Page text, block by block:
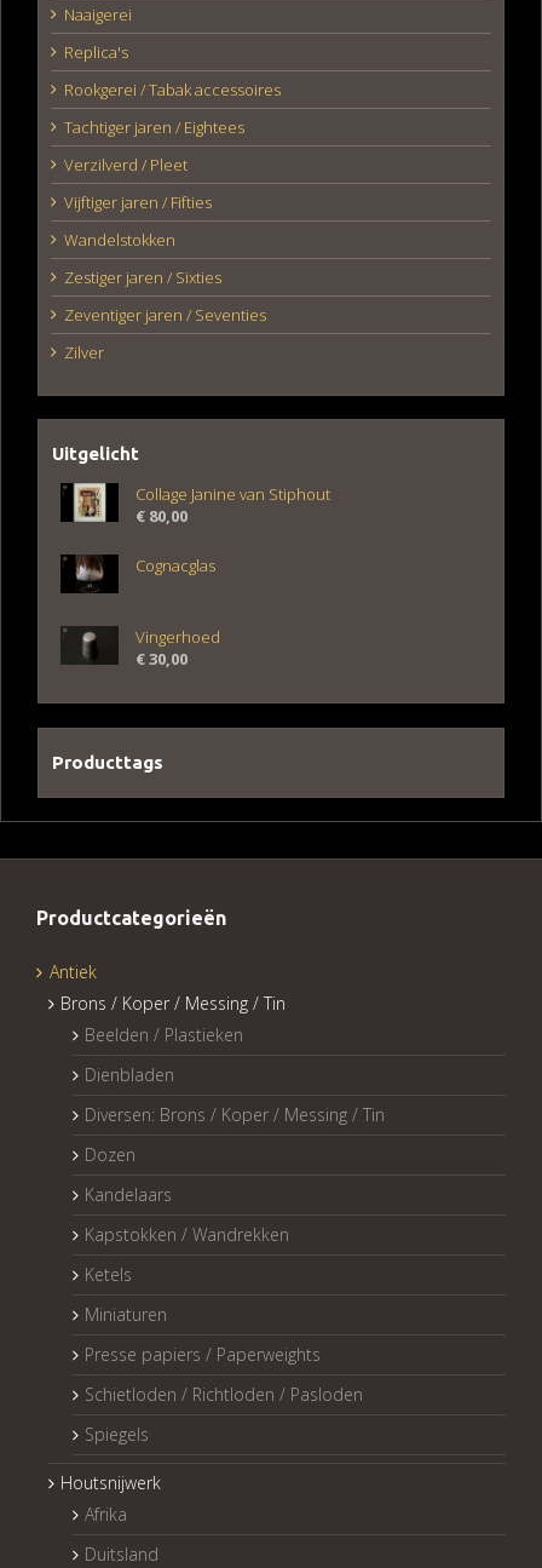
Naaigerei
Replica's
Rookgerei / Tabak accessoires
Tachtiger jaren / Eightees
Verzilverd / Pleet
Vijftiger jaren / Fifties
Wandelstokken
Zestiger jaren / Sixties
Zeventiger jaren / Seventies
Zilver
Uitgelicht
Collage Janine van Stiphout
€ 80,00
Cognacglas
Vingerhoed
€30,00
Producttags
Productcategorieën
Antiek
Brons / Koper / Messing / Tin
Beelden / Plastieken
Dienbladen
Diversen: Brons / Koper / Messing / Tin
Dozen
Kandelaars
Kapstokken / Wandrekken
Ketels
Miniaturen
Presse papiers / Paperweights
Schietloden / Richtloden / Pasloden
Spiegels
Houtsnijwerk
Afrika
Duitsland